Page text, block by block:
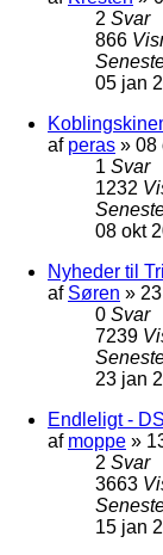
2 Svar
866
05 jan
af peras » 08
1 Svar
1232
08 okt
Nyheder til
af Søren »
0 Svar
7239
23 jan
Endleligt -
af moppe »
2 Svar
3663
15 jan